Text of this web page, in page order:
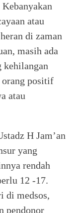
atau
di zaman
masih ada
kehilangan
positif
atau
H Jam’an
yang
rendah
12 -17.
di medsos,
pendonor